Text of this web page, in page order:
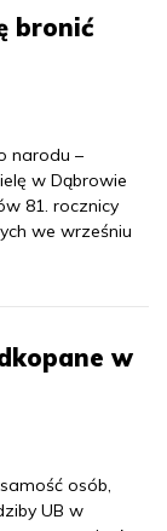
bronić
narodu –
w Dąbrowie
81. rocznicy
we wrześniu
w
osób,
UB w